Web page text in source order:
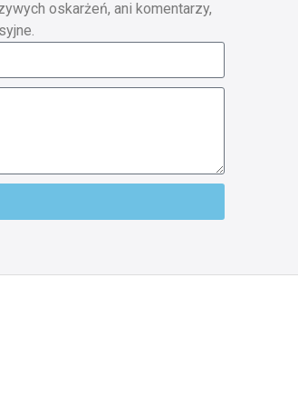
oskarżeń, ani komentarzy,